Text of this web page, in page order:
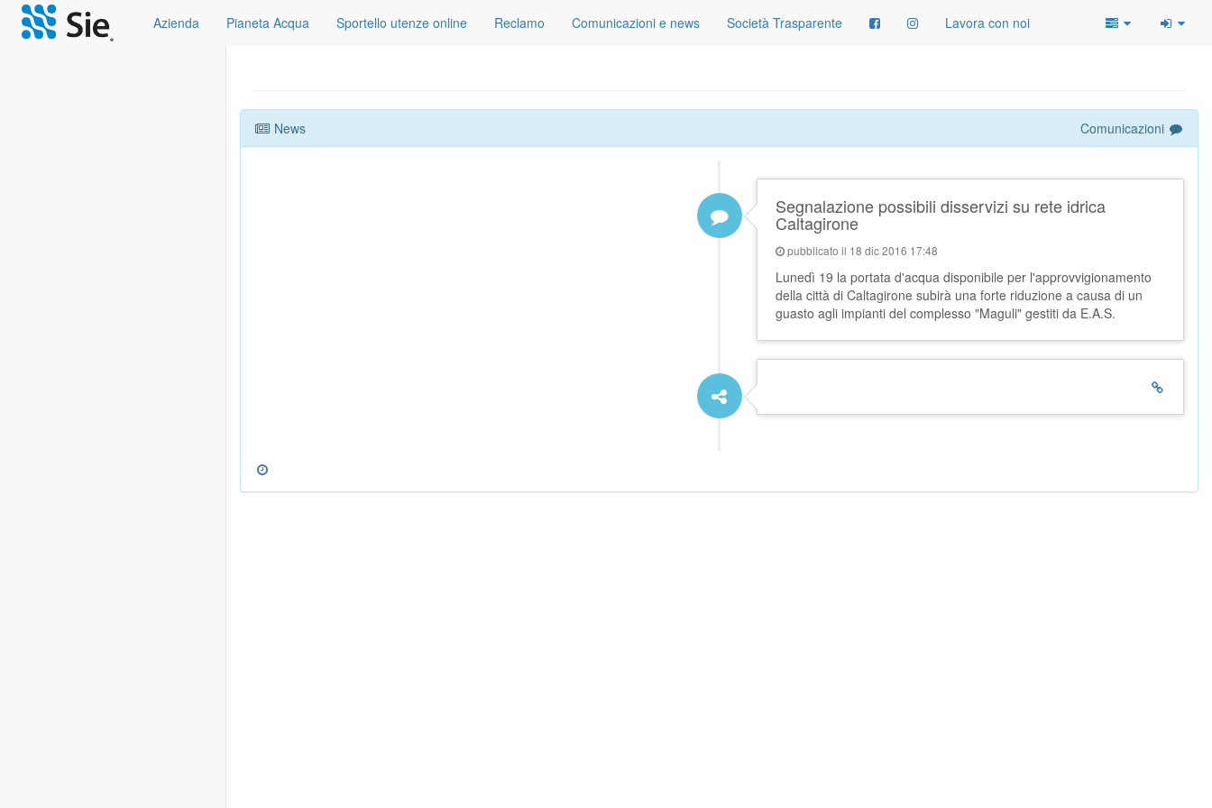
Azienda Pianeta Acqua Sportello utenze online Reclamo Comunicazioni e news Società Trasparente Lavora con noi
News Comunicazioni
Segnalazione possibili disservizi su rete idrica
Caltagirone
pubblicato il 18 dic 2016 17:48
Lunedì 19 la portata d'acqua disponibile per l'approvvigionamento
della città di Caltagirone subirà una forte riduzione a causa di un
guasto agli impianti del complesso "Maguli" gestiti da E.A.S.